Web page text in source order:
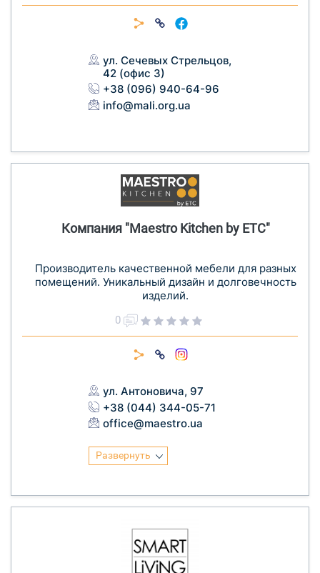
ул. Сечевых Стрельцов,
42 (офис 3)
+38 (096) 940-64-96
info@mali.org.ua
Компания "Maestro Kitchen by ETC"
Производитель качественной мебели для разных
помещений. Уникальный дизайн и долговечность
изделий.
0
ул. Антоновича, 97
+38 (044) 344-05-71
office@maestro.ua
Развернуть